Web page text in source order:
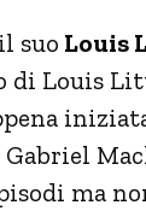
suo Louis
di Louis
ma